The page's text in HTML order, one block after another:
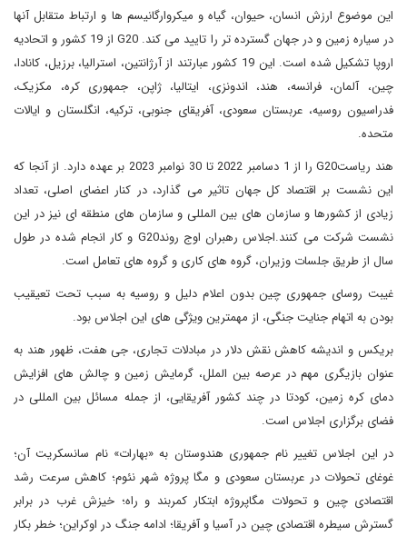
این موضوع ارزش انسان، حیوان، گیاه و میکروارگانیسم ها و ارتباط متقابل آنها
در سیاره زمین و در جهان گسترده تر را تایید می کند. G20 از 19 کشور و اتحادیه
اروپا تشکیل شده است. این 19 کشور عبارتند از آرژانتین، استرالیا، برزیل، کانادا،
چین، آلمان، فرانسه، هند، اندونزی، ایتالیا، ژاپن، جمهوری کره، مکزیک،
فدراسیون روسیه، عربستان سعودی، آفریقای جنوبی، ترکیه، انگلستان و ایالات
متحده.
هند ریاستG20 را از 1 دسامبر 2022 تا 30 نوامبر 2023 بر عهده دارد. از آنجا که
این نشست بر اقتصاد کل جهان تاثیر می گذارد، در کنار اعضای اصلی، تعداد
زیادی از کشورها و سازمان های بین المللی و سازمان های منطقه ای نیز در این
نشست شرکت می کنند.اجلاس رهبران اوج روندG20 و کار انجام شده در طول
سال از طریق جلسات وزیران، گروه های کاری و گروه های تعامل است.
غیبت روسای جمهوری چین بدون اعلام دلیل و روسیه به سبب تحت تعیقیب
بودن به اتهام جنایت جنگی، از مهمترین ویژگی های این اجلاس بود.
بریکس و اندیشه کاهش نقش دلار در مبادلات تجاری، جی هفت، ظهور هند به
عنوان بازیگری مهم در عرصه بین الملل، گرمایش زمین و چالش های افزایش
دمای کره زمین، کودتا در چند کشور آفریقایی، از جمله مسائل بین المللی در
فضای برگزاری اجلاس است.
در این اجلاس تغییر نام جمهوری هندوستان به «بهارات» نام سانسکریت آن؛
غوغای تحولات در عربستان سعودی و مگا پروژه شهر نئوم؛ کاهش سرعت رشد
اقتصادی چین و تحولات مگاپروژه ابتکار کمربند و راه؛ خیزش غرب در برابر
گسترش سیطره اقتصادی چین در آسیا و آفریقا؛ ادامه جنگ در اوکراین؛ خطر بکار